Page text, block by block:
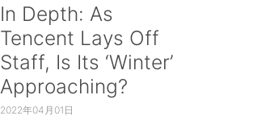
In Depth: As
Tencent Lays Off
Staff, Is Its ‘Winter’
Approaching?
2022年04月01日